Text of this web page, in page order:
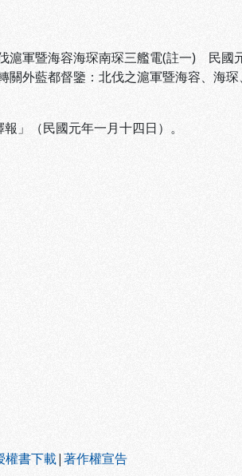
滬軍暨海容海琛南琛三艦電(註一) 民國
關外藍都督鑒：北伐之滬軍暨海容、海
」（民國元年一月十四日）。
權書下載|著作權宣告